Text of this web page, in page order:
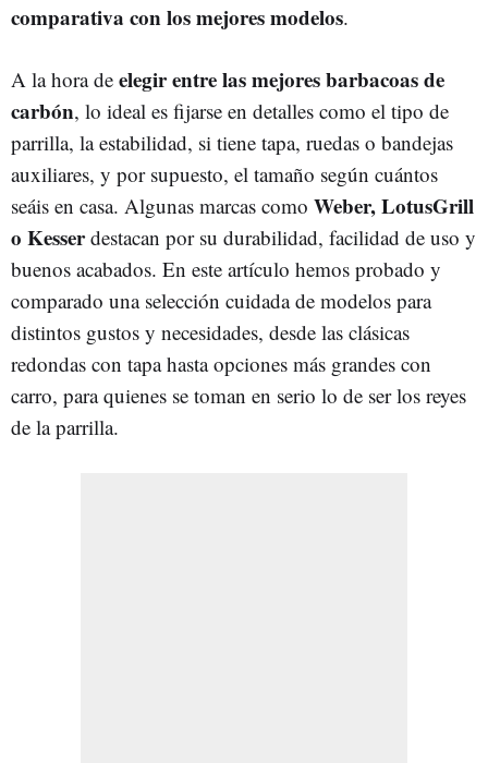
comparativa con los mejores modelos.
A la hora de elegir entre las mejores barbacoas de
carbón, lo ideal es fijarse en detalles como el tipo de
parrilla, la estabilidad, si tiene tapa, ruedas o bandejas
auxiliares, y por supuesto, el tamaño según cuántos
seáis en casa. Algunas marcas como Weber, LotusGrill
o Kesserdestacan por su durabilidad, facilidad de uso y
buenos acabados. En este artículo hemos probado y
comparado una selección cuidada de modelos para
distintos gustos y necesidades, desde las clásicas
redondas con tapa hasta opciones más grandes con
carro, para quienes se toman en serio lo de ser los reyes
de la parrilla.